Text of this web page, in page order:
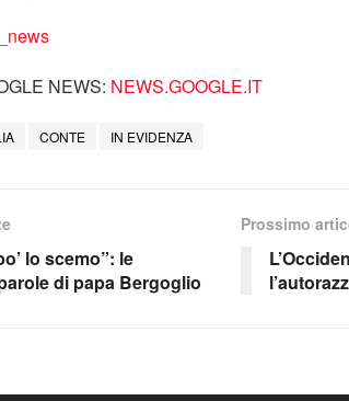
NEWS: NEWS.GOOGLE.IT
CONTE IN EVIDENZA
lo scemo”: le
di papa Bergoglio
Prossimo